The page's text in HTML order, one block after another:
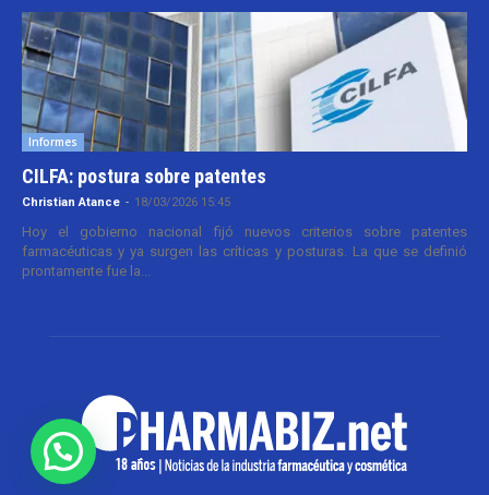
Informes
CILFA: postura sobre patentes
Christian Atance - 18/03/2026 15:45
Hoy el gobierno nacional fijó nuevos criterios sobre patentes
farmacéuticas y ya surgen las críticas y posturas. La que se definió
prontamente fue la...